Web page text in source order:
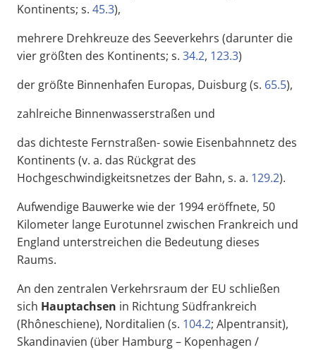
Kontinents; s. 45.3),
mehrere Drehkreuze des Seeverkehrs (darunter die
vier größten des Kontinents; s. 34.2, 123.3)
der größte Binnenhafen Europas, Duisburg (s. 65.5),
zahlreiche Binnenwasserstraßen und
das dichteste Fernstraßen- sowie Eisenbahnnetz des
Kontinents (v. a. das Rückgrat des
Hochgeschwindigkeitsnetzes der Bahn, s. a. 129.2).
Aufwendige Bauwerke wie der 1994 eröffnete, 50
Kilometer lange Eurotunnel zwischen Frankreich und
England unterstreichen die Bedeutung dieses
Raums.
An den zentralen Verkehrsraum der EU schließen
sich Hauptachsen in Richtung Südfrankreich
(Rhôneschiene), Norditalien (s. 104.2; Alpentransit),
Skandinavien (über Hamburg – Kopenhagen /